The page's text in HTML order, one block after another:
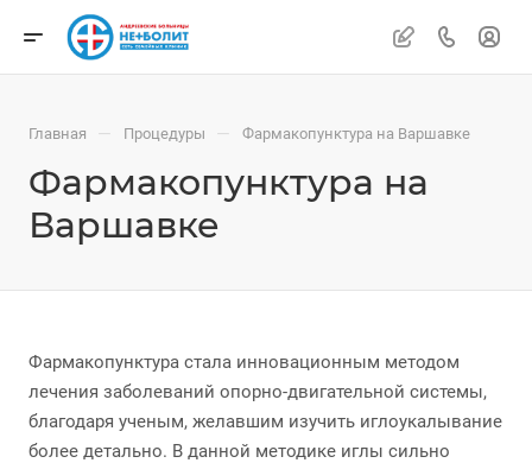
Главная — Процедуры — Фармакопунктура на Варшавке
Фармакопунктура на
Варшавке
Фармакопунктура стала инновационным методом
лечения заболеваний опорно-двигательной системы,
благодаря ученым, желавшим изучить иглоукалывание
более детально. В данной методике иглы сильно